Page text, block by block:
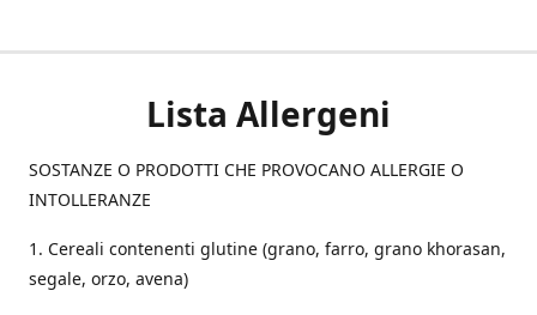
Lista Allergeni
SOSTANZE O PRODOTTI CHE PROVOCANO ALLERGIE O
INTOLLERANZE
1. Cereali contenenti glutine (grano, farro, grano khorasan,
segale, orzo, avena)